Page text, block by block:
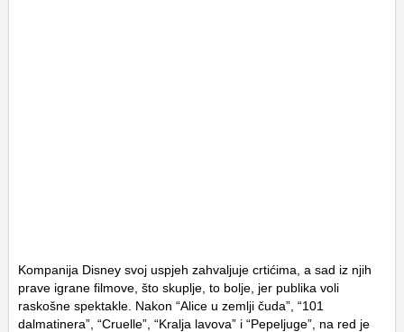
Kompanija Disney svoj uspjeh zahvaljuje crtićima, a sad iz njih
prave igrane filmove, što skuplje, to bolje, jer publika voli
raskošne spektakle. Nakon “Alice u zemlji čuda”, “101
dalmatinera”, “Cruelle”, “Kralja lavova” i “Pepeljuge”, na red je